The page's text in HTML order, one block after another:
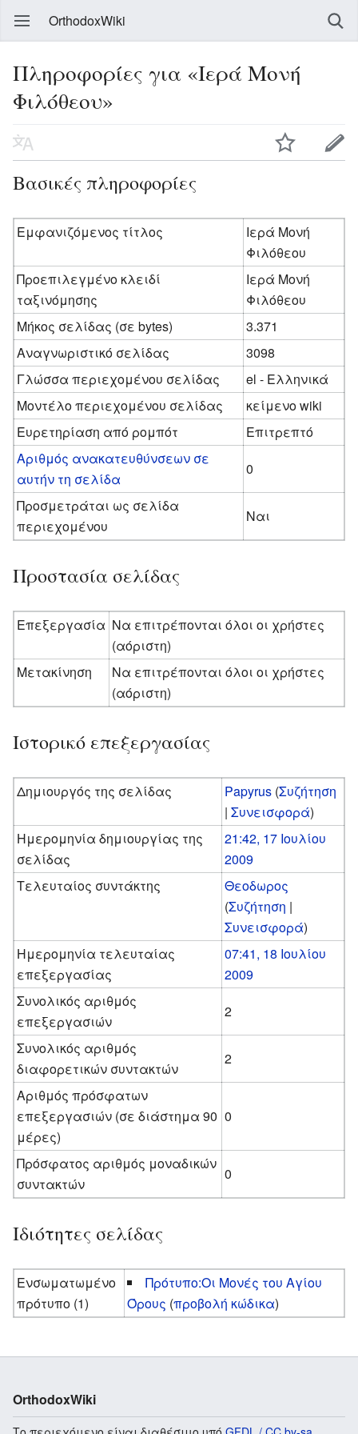
OrthodoxWiki
Πληροφορίες για «Ιερά Μονή
Φιλόθεου»
Βασικές πληροφορίες
Εμφανιζόμενος τίτλος
Ιερά Μονή
Φιλόθεου
Προεπιλεγμένο κλειδί
ταξινόμησης
Ιερά Μονή
Φιλόθεου
Μήκος σελίδας (σε bytes)
3.371
Αναγνωριστικό σελίδας
3098
Γλώσσα περιεχομένου σελίδας
el - Ελληνικά
Μοντέλο περιεχομένου σελίδας
κείμενο wiki
Ευρετηρίαση από ρομπότ
Επιτρεπτό
Αριθμός ανακατευθύνσεων σε
αυτήν τη σελίδα
0
Προσμετράται ως σελίδα
περιεχομένου
Ναι
Προστασία σελίδας
Επεξεργασία Να επιτρέπονται όλοι οι χρήστες
(αόριστη)
Μετακίνηση
Να επιτρέπονται όλοι οι χρήστες
(αόριστη)
Ιστορικό επεξεργασίας
Δημιουργός της σελίδας Papyrus (Συζήτηση
|Συνεισφορά)
Ημερομηνία δημιουργίας της
σελίδας
21:42, 17 Ιουλίου
2009
Τελευταίος συντάκτης
Θεοδωρος
(Συζήτηση |
Συνεισφορά)
Ημερομηνία τελευταίας
επεξεργασίας
07:41, 18 Ιουλίου
2009
Συνολικός αριθμός
επεξεργασιών
2
Συνολικός αριθμός
διαφορετικών συντακτών
2
Αριθμός πρόσφατων
επεξεργασιών (σε διάστημα 90
μέρες)
0
Πρόσφατος αριθμός μοναδικών
συντακτών
0
Ιδιότητες σελίδας
Ενσωματωμένο
πρότυπο (1)
Πρότυπο:Οι Μονές του Αγίου
Όρους (προβολή κώδικα)
OrthodoxWiki